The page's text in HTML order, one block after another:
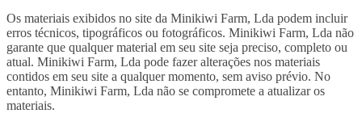
Os materiais exibidos no site da Minikiwi Farm, Lda podem incluir
erros técnicos, tipográficos ou fotográficos. Minikiwi Farm, Lda não
garante que qualquer material em seu site seja preciso, completo ou
atual. Minikiwi Farm, Lda pode fazer alterações nos materiais
contidos em seu site a qualquer momento, sem aviso prévio. No
entanto, Minikiwi Farm, Lda não se compromete a atualizar os
materiais.